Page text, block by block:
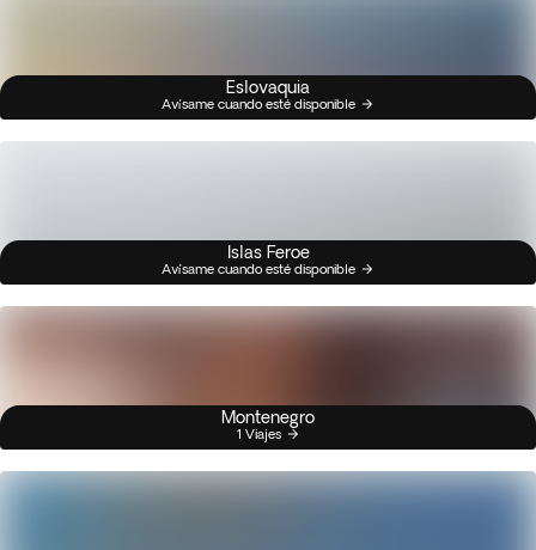
Eslovaquia
Avísame cuando esté disponible
Islas Feroe
Avísame cuando esté disponible
Montenegro
1 Viajes